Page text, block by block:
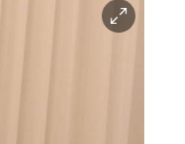
이
미